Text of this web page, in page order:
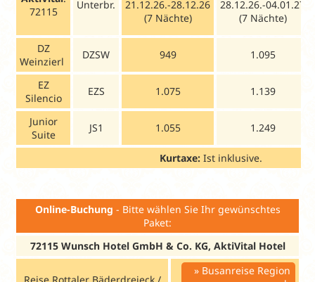
72115
Unterbr.
21.12.26.-28.12.26
(7 Nächte)
28.12.26.-04.01.27
(7 Nächte)
DZ
Weinzierl
DZSW 949 1.095
EZ
Silencio
EZS 1.075 1.139
Junior
Suite
JS1 1.055 1.249
Kurtaxe:Ist inklusive.
Online-Buchung - Bitte wählen Sie Ihr gewünschtes
Paket:
72115 Wunsch Hotel GmbH & Co. KG, AktiVital Hotel
Busanreise Region